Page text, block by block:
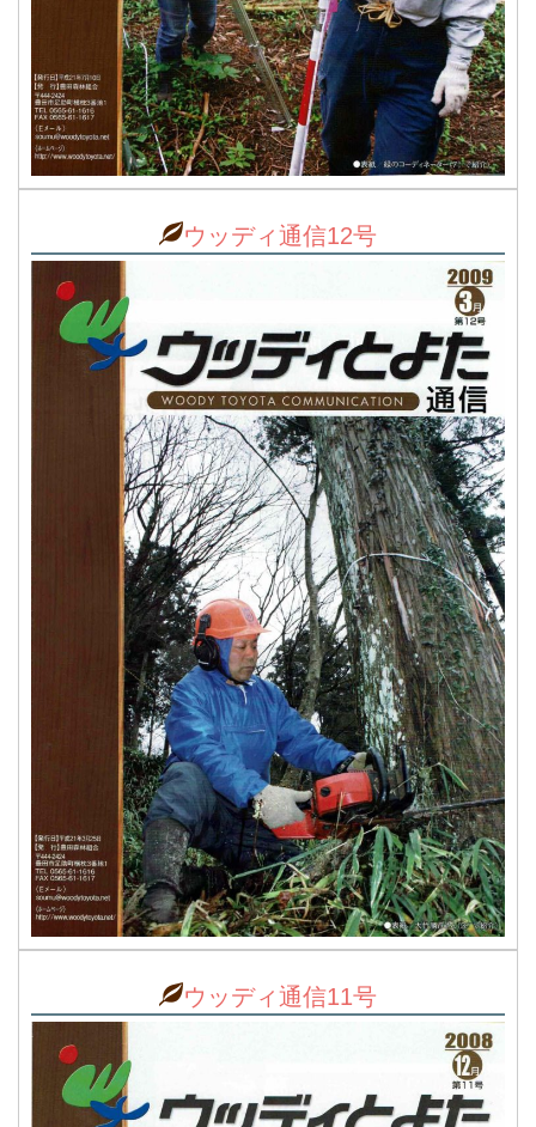
ウッディ通信12号
ウッディ通信11号